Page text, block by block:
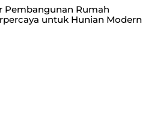
Pembangunan Rumah
untuk Hunian Modern